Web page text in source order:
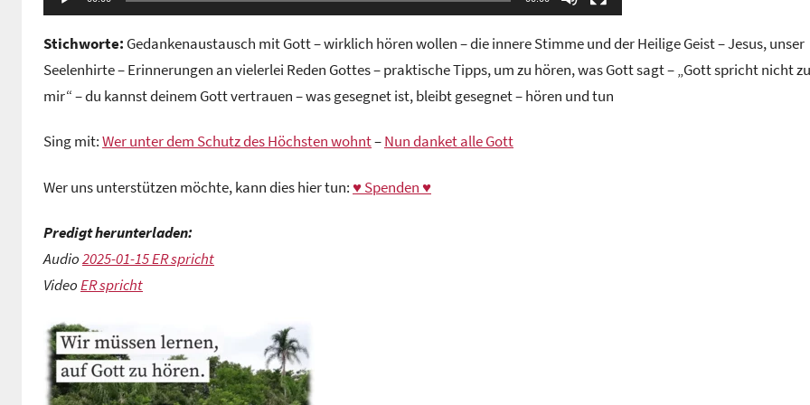
Stichworte: Gedankenaustausch mit Gott – wirklich hören wollen – die innere Stimme und der Heilige Geist – Jesus, unser
Seelenhirte – Erinnerungen an vielerlei Reden Gottes – praktische Tipps, um zu hören, was Gott sagt – „Gott spricht nicht zu
mir“ – du kannst deinem Gott vertrauen – was gesegnet ist, bleibt gesegnet – hören und tun
Sing mit:Wer unter dem Schutz des Höchsten wohnt–Nun danket alle Gott
Wer uns unterstützen möchte, kann dies hier tun: ♥ Spenden ♥
Predigt herunterladen:
Audio2025-01-15 ER spricht
VideoER spricht